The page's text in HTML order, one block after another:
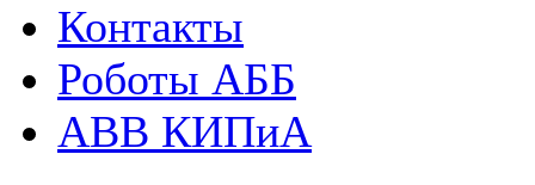
Контакты
Роботы АББ
ABB КИПиА